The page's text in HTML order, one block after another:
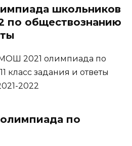
школьников
по обществознанию
МОШ 2021 олимпиада по
класс задания и ответы
2022
по